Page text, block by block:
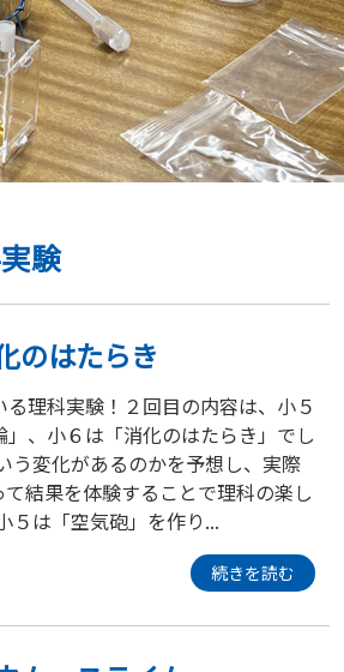
験
のはたらき
理科実験！２回目の内容は、小５
、小６は「消化のはたらき」でし
う変化があるのかを予想し、実際
結果を体験することで理科の楽し
５は「空気砲」を作り...
続きを読む